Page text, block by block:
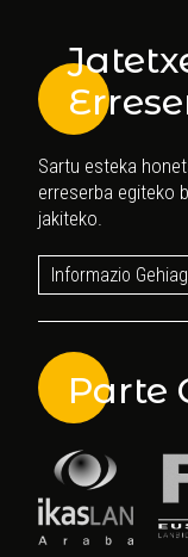
Sartu esteka
erreserba egiteko
jakiteko.
Informazio
Parte